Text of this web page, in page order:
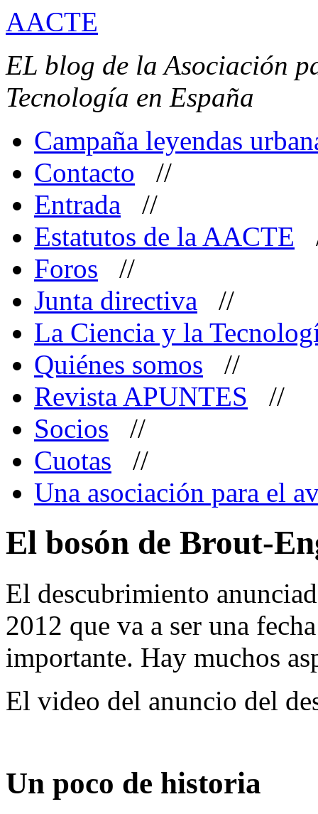
AACTE
EL blog de la Asociación
Tecnología en España
Campaña leyendas
Contacto //
Entrada //
Estatutos de la AACTE
Foros //
Junta directiva //
La Ciencia y la
Quiénes somos //
Revista APUNTES //
Socios //
Cuotas //
Una asociación para el
El bosón de Brout-
El descubrimiento
2012 que va a ser una
importante. Hay muchos
El video del anuncio del
Un poco de historia